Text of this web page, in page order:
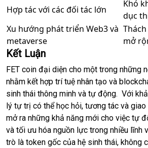
Hợp tác với các đối tác lớn
Khó
dục
Xu hướng phát triển Web3 và
metaverse
mở
Kết Luận
FET coin đại diện cho một trong những
nhằm kết hợp trí tuệ nhân tạo và
sinh thái thông minh và tự động. Với
lý tự trị có thể học hỏi, tương tác và
mở ra những khả năng mới cho việc tự
và tối ưu hóa nguồn lực trong nhiều lĩnh
trò là token gốc của hệ sinh thái, không